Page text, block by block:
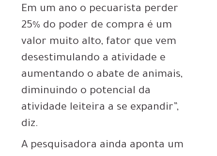
Em um ano o pecuarista perder
25% do poder de compra é um
valor muito alto, fator que vem
desestimulando a atividade e
aumentando o abate de animais,
diminuindo o potencial da
atividade leiteira a se expandir”,
diz.
A pesquisadora ainda aponta um